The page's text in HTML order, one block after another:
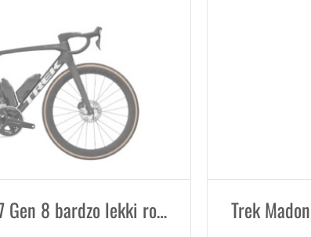
Trek Madone SLR 7 Gen 8 bardzo lekki rower szosowy aero